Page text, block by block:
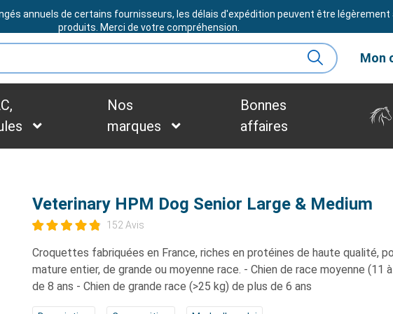
BESOIN D'ASSISTANCE ?
annuels de certains fournisseurs, les délais d'expédition peuvent être
produits. Merci de votre compréhension.
Mon
Nos
marques
Bonnes
affaires
Veterinary HPM Dog Senior Large & Medium
152 Avis
Croquettes fabriquées en France, riches en protéines de haute qualité,
mature entier, de grande ou moyenne race. - Chien de race moyenne (11
de 8 ans - Chien de grande race (>25 kg) de plus de 6 ans